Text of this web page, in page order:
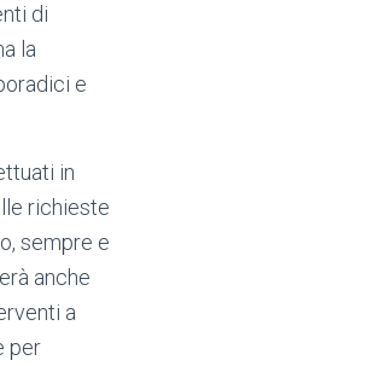
di
la
e
in
richieste
sempre e
anche
a
per